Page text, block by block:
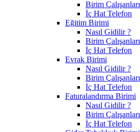
Birim Çalışanları
İç Hat Telefon
Eğitim Birimi
Nasıl Gidilir ?
Birim Çalışanları
İç Hat Telefon
Evrak Birimi
Nasıl Gidilir ?
Birim Çalışanları
İç Hat Telefon
Faturalandırma Birimi
Nasıl Gidilir ?
Birim Çalışanları
İç Hat Telefon